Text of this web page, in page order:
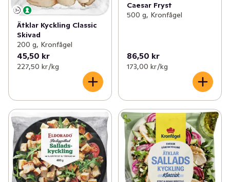
Ätklar Kyckling Classic
Skivad
200 g, Kronfågel
45,50 kr
227,50 kr /kg
Caesar Fryst
500 g, Kronfågel
86,50 kr
173,00 kr /kg